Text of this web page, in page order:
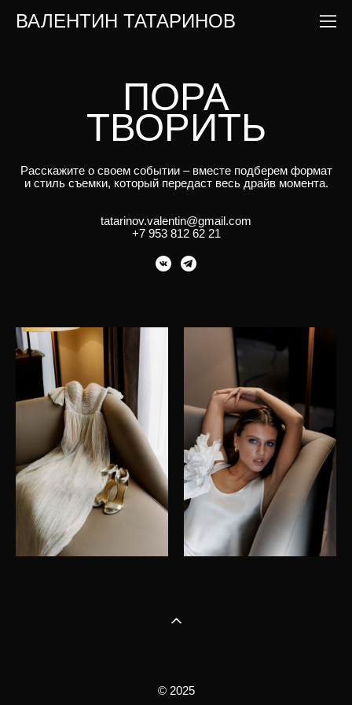
ВАЛЕНТИН ТАТАРИНОВ
ПОРА
ТВОРИТЬ
Расскажите о своем событии – вместе подберем формат
и стиль съемки, который передаст весь драйв момента.
tatarinov.valentin@gmail.com
+7 953 812 62 21
© 2025